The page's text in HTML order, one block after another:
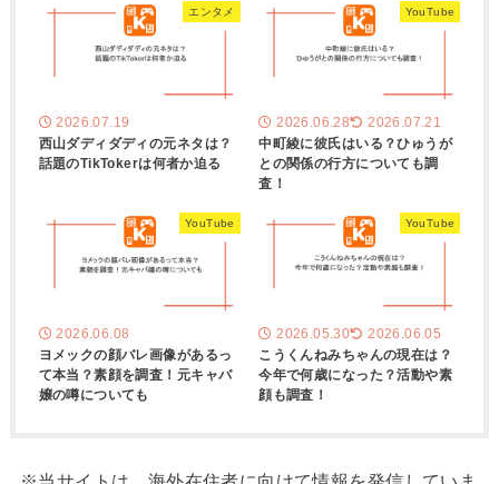
エンタメ
2026.07.19
西山ダディダディの元ネタは？
話題のTikTokerは何者か迫る
YouTube
2026.06.28 2026.07.21
中町綾に彼氏はいる？ひゅうが
との関係の行方についても調
査！
YouTube
2026.06.08
ヨメックの顔バレ画像があるっ
て本当？素顔を調査！元キャバ
嬢の噂についても
YouTube
2026.05.30 2026.06.05
こうくんねみちゃんの現在は？
今年で何歳になった？活動や素
顔も調査！